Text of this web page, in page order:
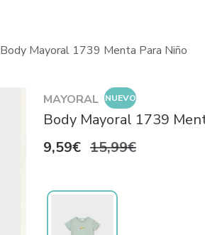
Body Mayoral 1739 Menta Para Niño
MAYORAL NUEVO
Body Mayoral 1739
9,59€ 15,99€